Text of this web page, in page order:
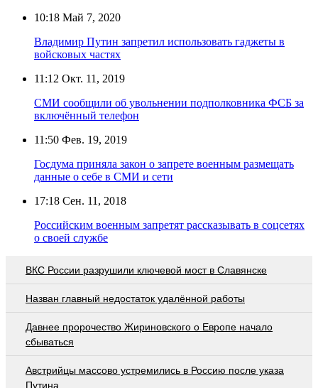
10:18 Май 7, 2020
Владимир Путин запретил использовать гаджеты в
войсковых частях
11:12 Окт. 11, 2019
СМИ сообщили об увольнении подполковника ФСБ за
включённый телефон
11:50 Фев. 19, 2019
Госдума приняла закон о запрете военным размещать
данные о себе в СМИ и сети
17:18 Сен. 11, 2018
Российским военным запретят рассказывать в соцсетях
о своей службе
ВКС России разрушили ключевой мост в Славянске
Назван главный недостаток удалённой работы
Давнее пророчество Жириновского о Европе начало
сбываться
Австрийцы массово устремились в Россию после указа
Путина